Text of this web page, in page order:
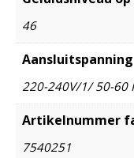
46
Aansluitspanning
220-240V/1/ 50-60
Artikelnummer
7540251